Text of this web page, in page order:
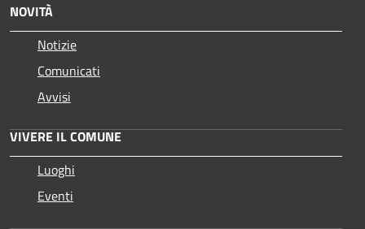
NOVITÀ
Notizie
Comunicati
Avvisi
VIVERE IL COMUNE
Luoghi
Eventi